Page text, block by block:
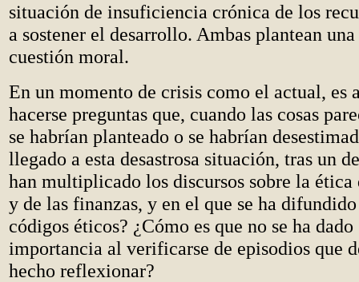
situación de insuficiencia crónica de los
a sostener el desarrollo. Ambas plantean
cuestión moral.
En un momento de crisis como el actual, es
hacerse preguntas que, cuando las cosas
se habrían planteado o se habrían
llegado a esta desastrosa situación, tras un
han multiplicado los discursos sobre la ética
y de las finanzas, y en el que se ha
códigos éticos? ¿Cómo es que no se ha
importancia al verificarse de episodios que
hecho reflexionar?